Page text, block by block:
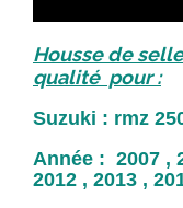
Housse de
qualité pour :
Suzuki : rmz
Année : 2007 ,
2012 , 2013 ,